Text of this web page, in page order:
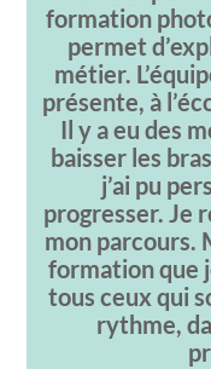
formation
permet
métier.
présente, à
Il y a eu des
baisser les
j’ai pu
progresser. Je
mon parcours.
formation que
tous ceux qui
rythme,